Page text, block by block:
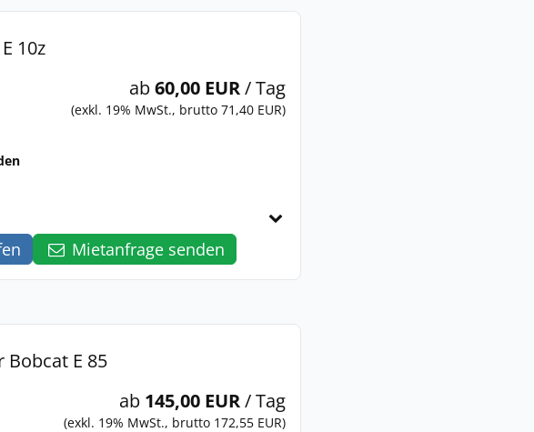
10z
ab60,00 EUR/ Tag
(exkl. 19% MwSt., brutto 71,40 EUR)
Mietanfrage senden
Bobcat E 85
ab 145,00 EUR/ Tag
(exkl. 19% MwSt., brutto 172,55 EUR)